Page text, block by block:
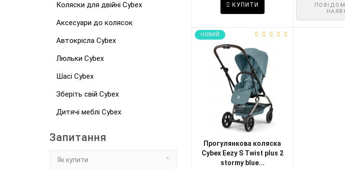
Коляски для двійні Cybex
Аксесуари до колясок
Автокрісла Cybex
Люльки Cybex
Шасі Cybex
Зберіть свій Cybex
Дитячі меблі Cybex
Запитання
Як купити
КУПИТИ
НОВИЙ
Прогулянкова коляска
Cybex Eezy S Twist plus 2
stormy blue...